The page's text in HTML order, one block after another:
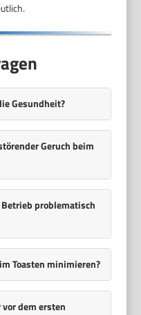
Gesundheit?
Geruch beim
problematisch
Toasten minimieren?
dem ersten